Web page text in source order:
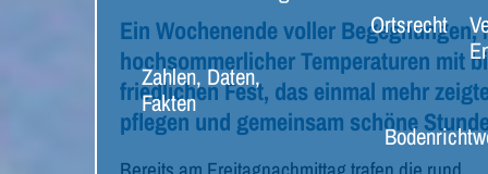
Zahlen, Daten,
Fakten
Ortsrecht
Ein Wochenende voller
hochsommerlicher Temperaturen mit
friedlichen Fest, das einmal mehr
pflegen und gemeinsam schöne